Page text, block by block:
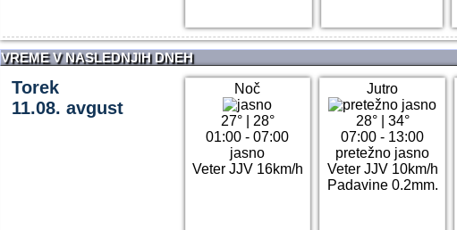
VREME V NASLEDNJIH DNEH
Torek
11.08. avgust
Noč
27°| 28°
01:00 - 07:00
jasno
Veter JJV 16km/h
Jutro
28°| 34°
07:00 - 13:00
pretežno jasno
Veter JJV 10km/h
Padavine 0.2mm.